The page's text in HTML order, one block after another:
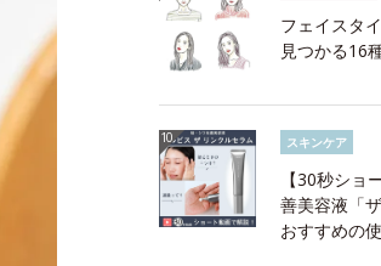
フェイスタ
見つかる16
スキンケア
【30秒ショ
善美容液「
おすすめの